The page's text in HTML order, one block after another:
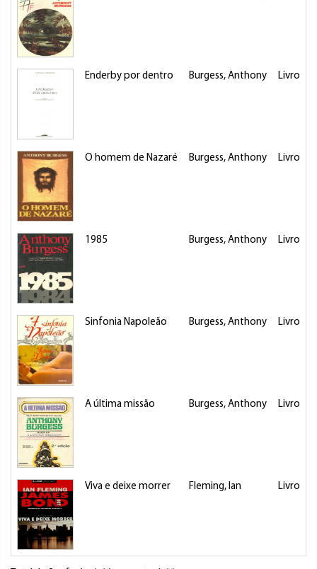
Enderby por dentro Burgess, Anthony Livro
O homem de Nazaré Burgess, Anthony Livro
1985 Burgess, Anthony Livro
Sinfonia Napoleão Burgess, Anthony Livro
A última missão Burgess, Anthony Livro
Viva e deixe morrer Fleming, Ian Livro